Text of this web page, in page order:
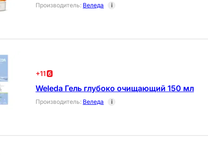
Производитель: Веледа i
+11
Weleda Гель глубоко очищающий 150 мл
Производитель: Веледа i